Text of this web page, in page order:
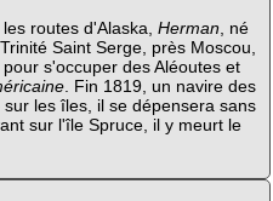
routes d'Alaska, Herman , né
Saint Serge, près Moscou,
s'occuper des Aléoutes et
. Fin 1819, un navire des
les îles, il se dépensera sans
sur l'île Spruce, il y meurt le